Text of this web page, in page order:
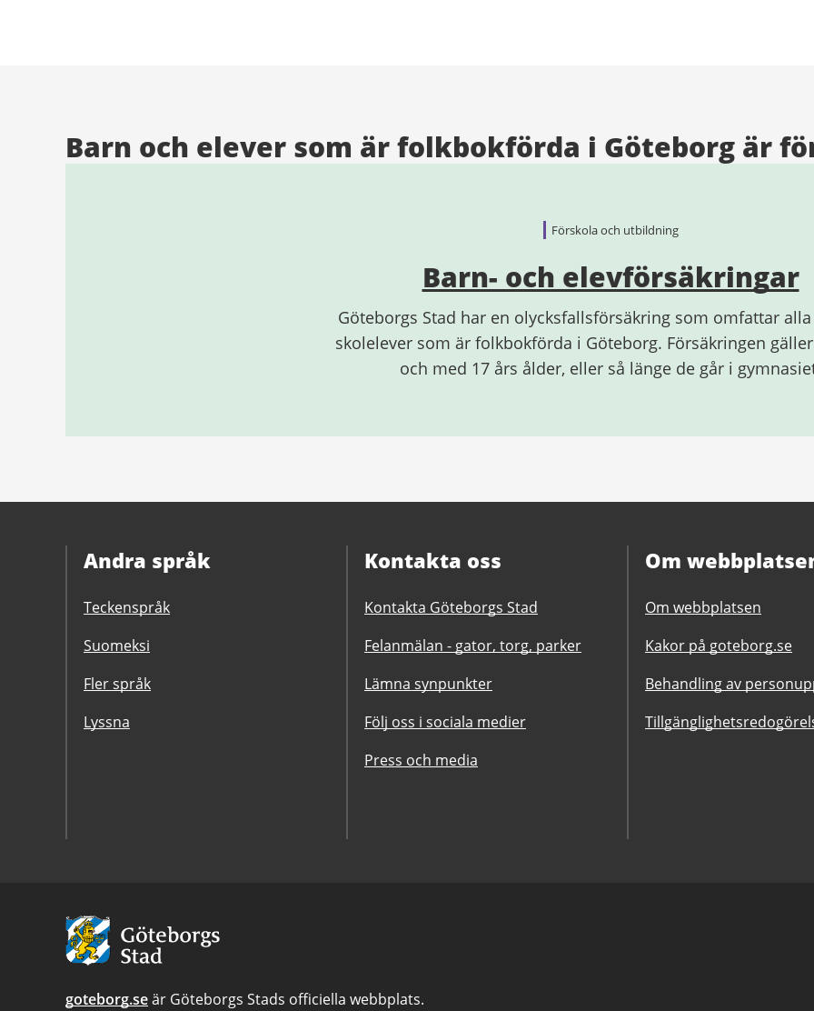
Barn och elever som är folkbokförda i Göteborg är
Förskola och utbildning
Barn- och elevförsäkringar
Göteborgs Stad har en olycksfallsförsäkring som omfattar
skolelever som är folkbokförda i Göteborg. Försäkringen
och med 17 års ålder, eller så länge de går i
Andra språk
Teckenspråk
Suomeksi
Fler språk
Lyssna
Kontakta oss
Kontakta Göteborgs Stad
Felanmälan - gator, torg, parker
Lämna synpunkter
Följ oss i sociala medier
Press och media
Om
Om webbplatsen
Kakor på goteborg.se
Behandling av
Avsändare:
Göteborgs
Stad
goteborg.seär Göteborgs Stads officiella webbplats.